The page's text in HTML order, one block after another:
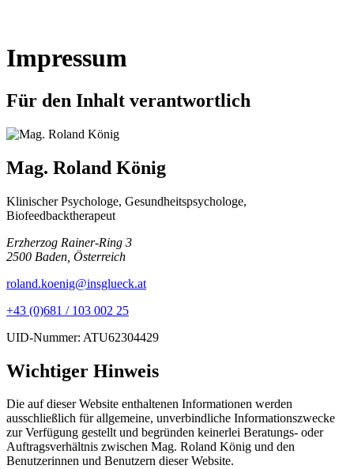
Impressum
Für den Inhalt verantwortlich
Mag. Roland König
Klinischer Psychologe, Gesundheitspsychologe,
Biofeedbacktherapeut
Erzherzog Rainer-Ring 3
2500 Baden, Österreich
roland.koenig@insglueck.at
+43 (0)681 / 103 002 25
UID-Nummer: ATU62304429
Wichtiger Hinweis
Die auf dieser Website enthaltenen Informationen werden
ausschließlich für allgemeine, unverbindliche Informationszwecke
zur Verfügung gestellt und begründen keinerlei Beratungs- oder
Auftragsverhältnis zwischen Mag. Roland König und den
Benutzerinnen und Benutzern dieser Website.